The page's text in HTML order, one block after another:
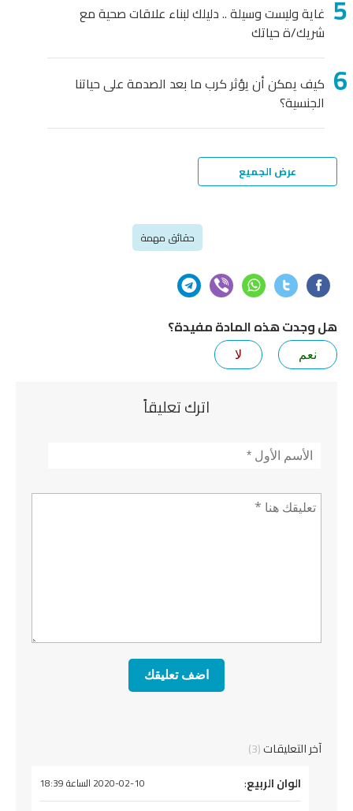
غاية وليست وسيلة .. دليلك لبناء علاقات صحية مع
شريك/ة حياتك
كيف يمكن أن يؤثر كرب ما بعد الصدمة على حياتنا
الجنسية؟
عرض الجميع
حقائق مهمة
هل وجدت هذه المادة مفيدة؟
نعم لا
اترك تعليقاً
الأسم*
تعليق *
آخر التعليقات(3)
يقول
الوان الربيع: 2020-02-10 الساعة 18:39